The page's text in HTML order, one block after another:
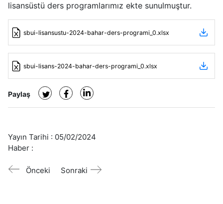
lisansüstü ders programlarımız ekte sunulmuştur.
sbui-lisansustu-2024-bahar-ders-programi_0.xlsx
sbui-lisans-2024-bahar-ders-programi_0.xlsx
Paylaş
Yayın Tarihi : 05/02/2024
Haber :
Önceki Sonraki